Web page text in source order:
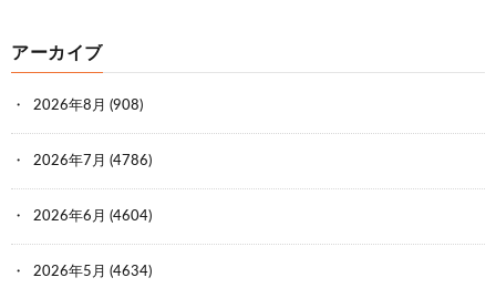
アーカイブ
2026年8月 (908)
2026年7月 (4786)
2026年6月 (4604)
2026年5月 (4634)